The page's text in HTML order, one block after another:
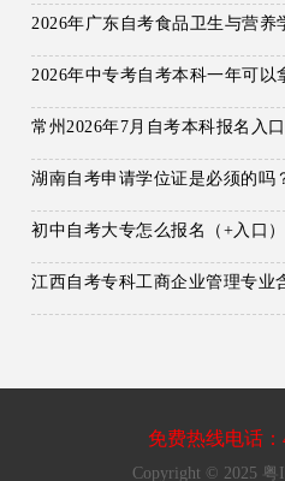
2026年广东自考食品卫生与营养
2026年中专考自考本科一年可以
常州2026年7月自考本科报名入
湖南自考申请学位证是必须的吗
初中自考大专怎么报名（+入口）
江西自考专科工商企业管理专业
免费热线电话：
Copyright © 2025 粤